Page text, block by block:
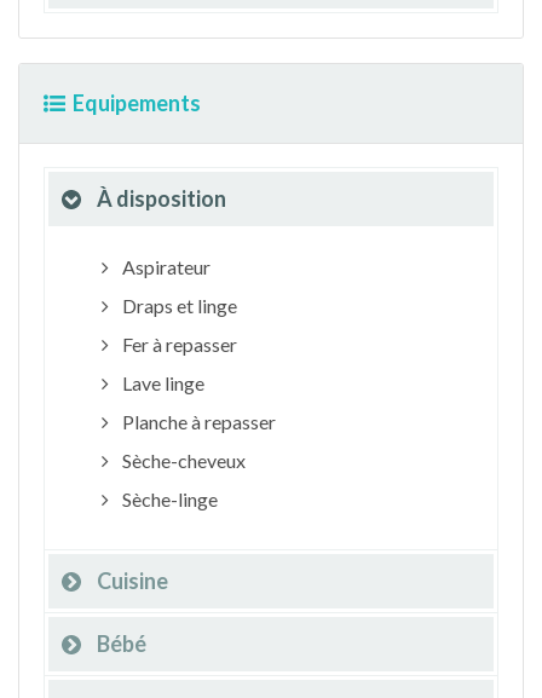
Equipements
À disposition
Aspirateur
Draps et linge
Fer à repasser
Lave linge
Planche à repasser
Sèche-cheveux
Sèche-linge
Cuisine
Bébé